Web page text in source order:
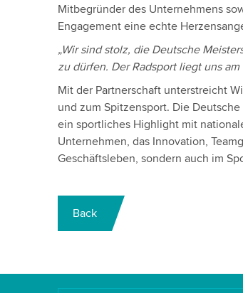
Mitbegründer des Unternehmens
Engagement eine echte
„Wir sind stolz, die Deutsche
zu dürfen. Der Radsport liegt uns am
Mit der Partnerschaft unterstreicht
und zum Spitzensport. Die
ein sportliches Highlight mit
Unternehmen, das Innovation,
Geschäftsleben, sondern auch im
Back